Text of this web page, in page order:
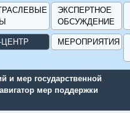
ЭКСПЕРТНОЕ
ОБСУЖДЕНИЕ
МЕРОПРИЯТИЯ
и мер государственной
мер поддержки